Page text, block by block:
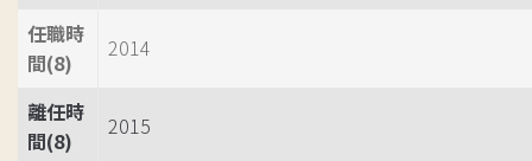
任職時
間(8)
2014
離任時
間(8)
2015